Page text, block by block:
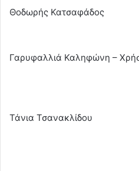
Θοδωρής Κατσαφάδος
Γαρυφαλλιά Καληφώνη –
Τάνια Τσανακλίδου